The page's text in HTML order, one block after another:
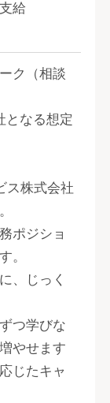
給
ク（相談
なる想定
ス株式会社
ポジショ
。
、じっく
つ学びな
やせます
じたキャ